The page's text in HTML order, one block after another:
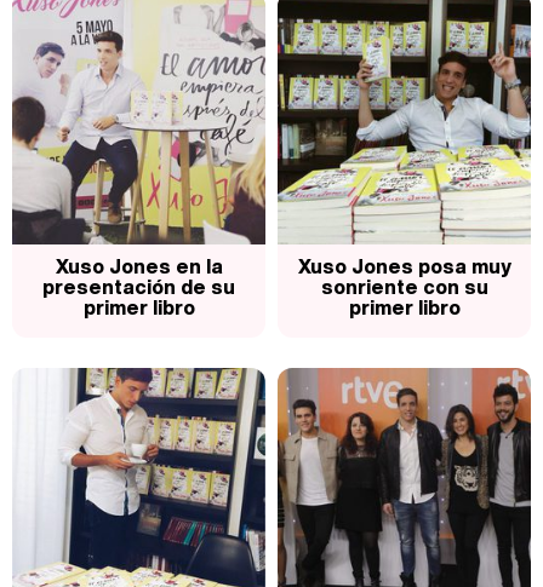
Xuso Jones en la
presentación de su
primer libro
Xuso Jones posa muy
sonriente con su
primer libro